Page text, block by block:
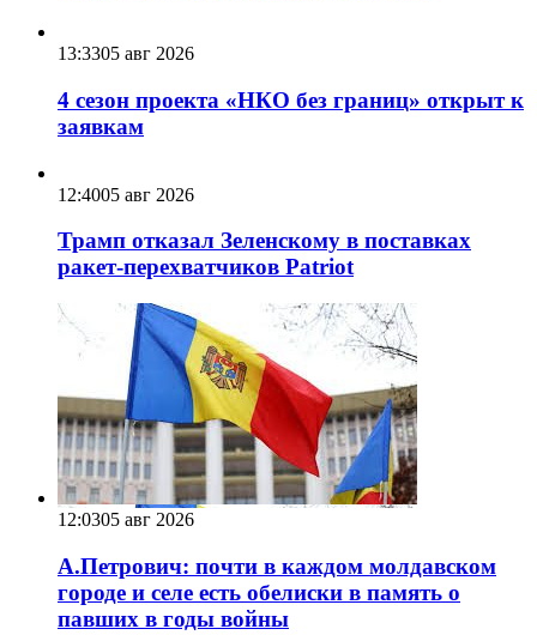
13:3305 авг 2026
4 сезон проекта «НКО без границ» открыт к
заявкам
12:4005 авг 2026
Трамп отказал Зеленскому в поставках
ракет-перехватчиков Patriot
12:0305 авг 2026
А.Петрович: почти в каждом молдавском
городе и селе есть обелиски в память о
павших в годы войны